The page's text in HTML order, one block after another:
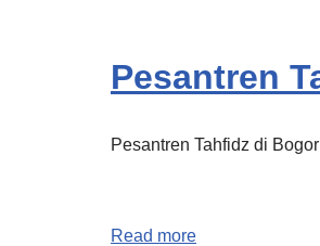
Pesantren
Pesantren Tahfidz di
Read more